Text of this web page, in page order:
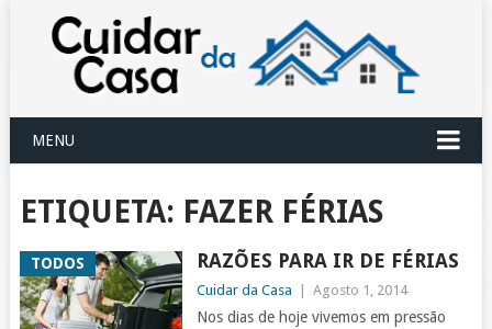
MENU
ETIQUETA: FAZER FÉRIAS
TODOS RAZÕES PARA IR DE FÉRIAS
Cuidar da Casa Agosto 1, 2014
Nos dias de hoje vivemos em pressão